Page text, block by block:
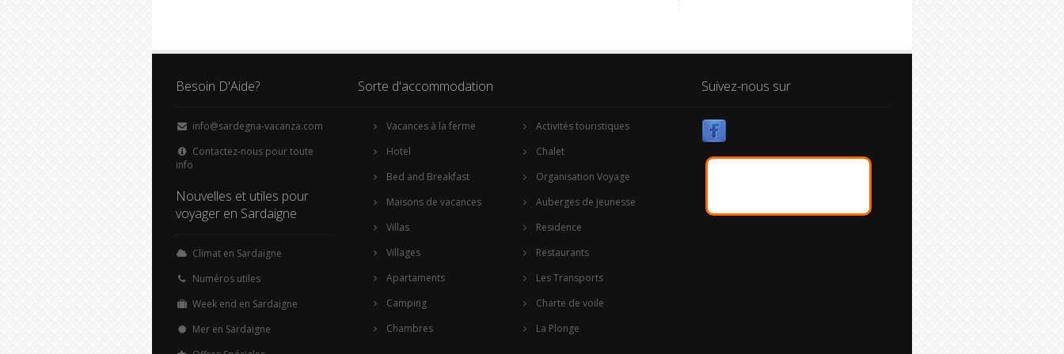
Besoin D'Aide?
info@sardegna-vacanza.com
Contactez-nous pour toute
info
Nouvelles et utiles pour
voyager en Sardaigne
Climat en Sardaigne
Numéros utiles
Week end en Sardaigne
Mer en Sardaigne
Sorte d'accommodation
Vacances à la ferme
Hotel
Bed and Breakfast
Maisons de vacances
Villas
Villages
Apartaments
Camping
Chambres
Activités touristiques
Chalet
Organisation Voyage
Auberges de jeunesse
Residence
Restaurants
Les Transports
Charte de voile
La Plonge
Suivez-nous sur